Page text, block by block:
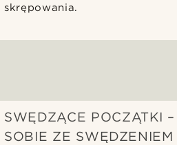
skrępowania.
SWĘDZĄCE POCZĄTKI
SOBIE ZE